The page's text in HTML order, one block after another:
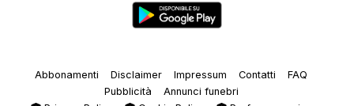
Abbonamenti Disclaimer Impressum Contatti
FAQ
Pubblicità
Annunci funebri